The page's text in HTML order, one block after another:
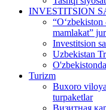
INVESTITSION
mamlakat”
Investitsion
Uzbekistan
Turizm
Buxoro
turpaketlar
Визитная